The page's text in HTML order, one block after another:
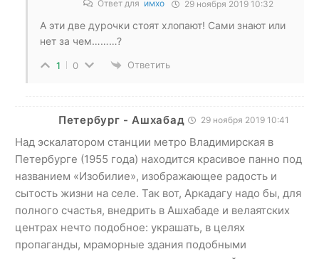
Ответ для имхо 29 ноября 2019 10:32
А эти две дурочки стоят хлопают! Сами знают или
нет за чем………?
1 0 Ответить
Петербург - Ашхабад 29 ноября 2019 10:41
Над эскалатором станции метро Владимирская в
Петербурге (1955 года) находится красивое панно под
названием «Изобилие», изображающее радость и
сытость жизни на селе. Так вот, Аркадагу надо бы, для
полного счастья, внедрить в Ашхабаде и велаятских
центрах нечто подобное: украшать, в целях
пропаганды, мраморные здания подобными